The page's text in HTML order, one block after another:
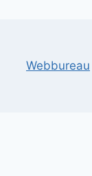
Webbureau